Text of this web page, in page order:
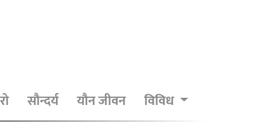
सौन्दर्य यौन जीवन विविध